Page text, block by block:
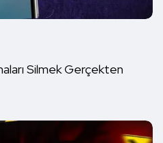
Silmek Gerçekten